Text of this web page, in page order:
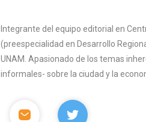
Integrante del equipo editorial en
(preespecialidad en Desarrollo
UNAM. Apasionado de los temas
informales- sobre la ciudad y la